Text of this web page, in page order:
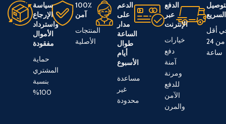
السريع
أقل
من 24
ساعة
الدفع
عبر
الإنترنت
خيارات
دفع
آمنة
ومرنة
للدفع
الآمن
والمرن
الدعم
على
مدار
الساعة
طوال
أيام
الأسبوع
مساعدة
غير
محدودة
100٪
آمن
المنتجات
الأصلية
سياسة
الإرجاع
واسترداد
الأموال
مفقودة
حماية
المشتري
بنسبة
100%